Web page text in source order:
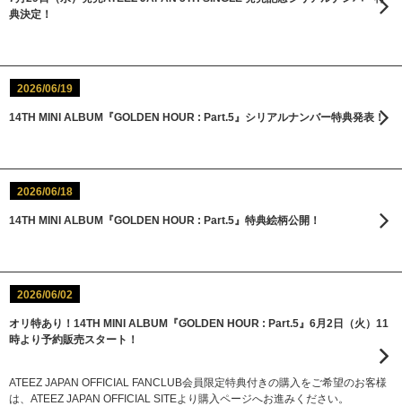
典決定！
2026/06/19
14TH MINI ALBUM『GOLDEN HOUR : Part.5』シリアルナンバー特典発表！
2026/06/18
14TH MINI ALBUM『GOLDEN HOUR : Part.5』特典絵柄公開！
2026/06/02
オリ特あり！14TH MINI ALBUM『GOLDEN HOUR : Part.5』6月2日（火）11
時より予約販売スタート！
ATEEZ JAPAN OFFICIAL FANCLUB会員限定特典付きの購入をご希望のお客様
は、ATEEZ JAPAN OFFICIAL SITEより購入ページへお進みください。